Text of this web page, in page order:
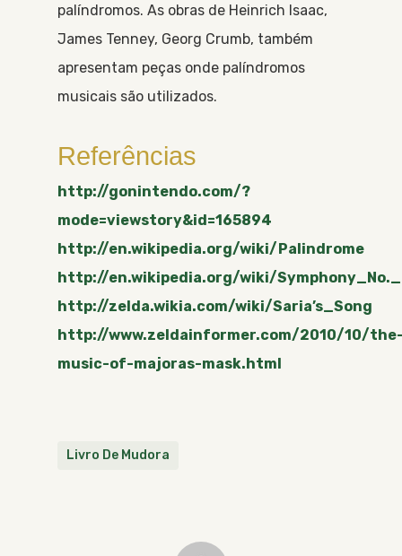
palíndromos. As obras de Heinrich Isaac,
James Tenney, Georg Crumb, também
apresentam peças onde palíndromos
musicais são utilizados.
Referências
http://gonintendo.com/?
mode=viewstory&id=165894
http://en.wikipedia.org/wiki/Palindrome
http://en.wikipedia.org/wiki/
http://zelda.wikia.com/wiki/Saria’s_Song
http://www.zeldainformer.com/2010/10/
music-of-majoras-mask.html
Livro De Mudora